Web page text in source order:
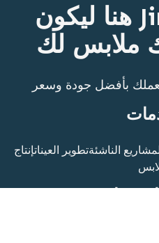
Jinsapparel هنا ليكون
ملابس لك
بأفضل جودة وسعر
الناشئةتطوير العيناتإنتاج
عنا